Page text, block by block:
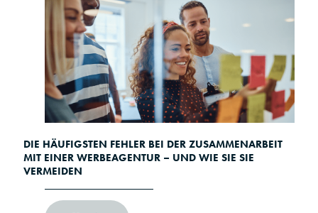
DIE HÄUFIGSTEN FEHLER BEI DER ZUSAMMENARBEIT
MIT EINER WERBEAGENTUR – UND WIE SIE SIE
VERMEIDEN